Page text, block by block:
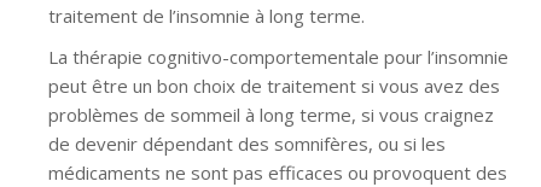
traitement de l’insomnie à long terme.
La thérapie cognitivo-comportementale pour l’insomnie
peut être un bon choix de traitement si vous avez des
problèmes de sommeil à long terme, si vous craignez
de devenir dépendant des somnifères, ou si les
médicaments ne sont pas efficaces ou provoquent des